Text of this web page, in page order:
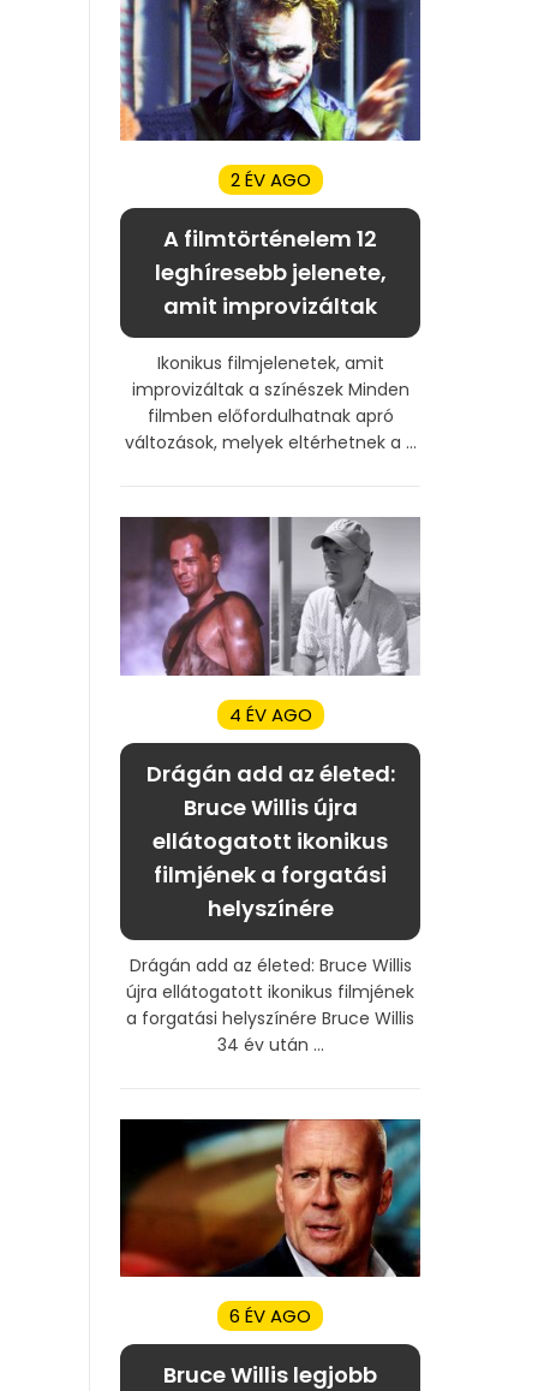
2 ÉV AGO
A filmtörténelem 12
leghíresebb jelenete,
amit improvizáltak
Ikonikus filmjelenetek, amit
improvizáltak a színészek Minden
filmben előfordulhatnak apró
változások, melyek eltérhetnek a ...
4 ÉV AGO
Drágán add az életed:
Bruce Willis újra
ellátogatott ikonikus
filmjének a forgatási
helyszínére
Drágán add az életed: Bruce Willis
újra ellátogatott ikonikus filmjének
a forgatási helyszínére Bruce Willis
34 év után ...
6 ÉV AGO
Bruce Willis legjobb